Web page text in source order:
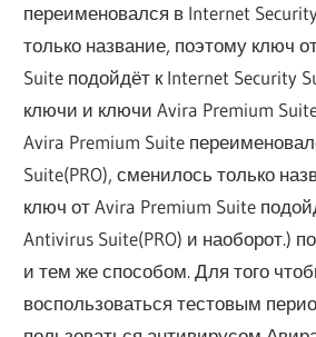
переименовался в Internet
только название, поэтому ключ
Suite подойдёт к Internet Security
ключи и ключи Avira Premium
Avira Premium Suite
Suite(PRO), сменилось только
ключ от Avira Premium Suite
Antivirus Suite(PRO) и наоборот.)
и тем же способом. Для того
воспользоваться тестовым